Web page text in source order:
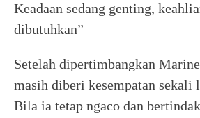
Keadaan sedang genting,
dibutuhkan”
Setelah dipertimbangkan
masih diberi kesempatan sekali
Bila ia tetap ngaco dan